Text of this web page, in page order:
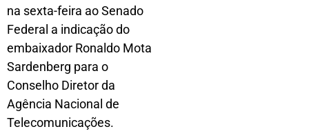
na sexta-feira ao Senado
Federal a indicação do
embaixador Ronaldo Mota
Sardenberg para o
Conselho Diretor da
Agência Nacional de
Telecomunicações.